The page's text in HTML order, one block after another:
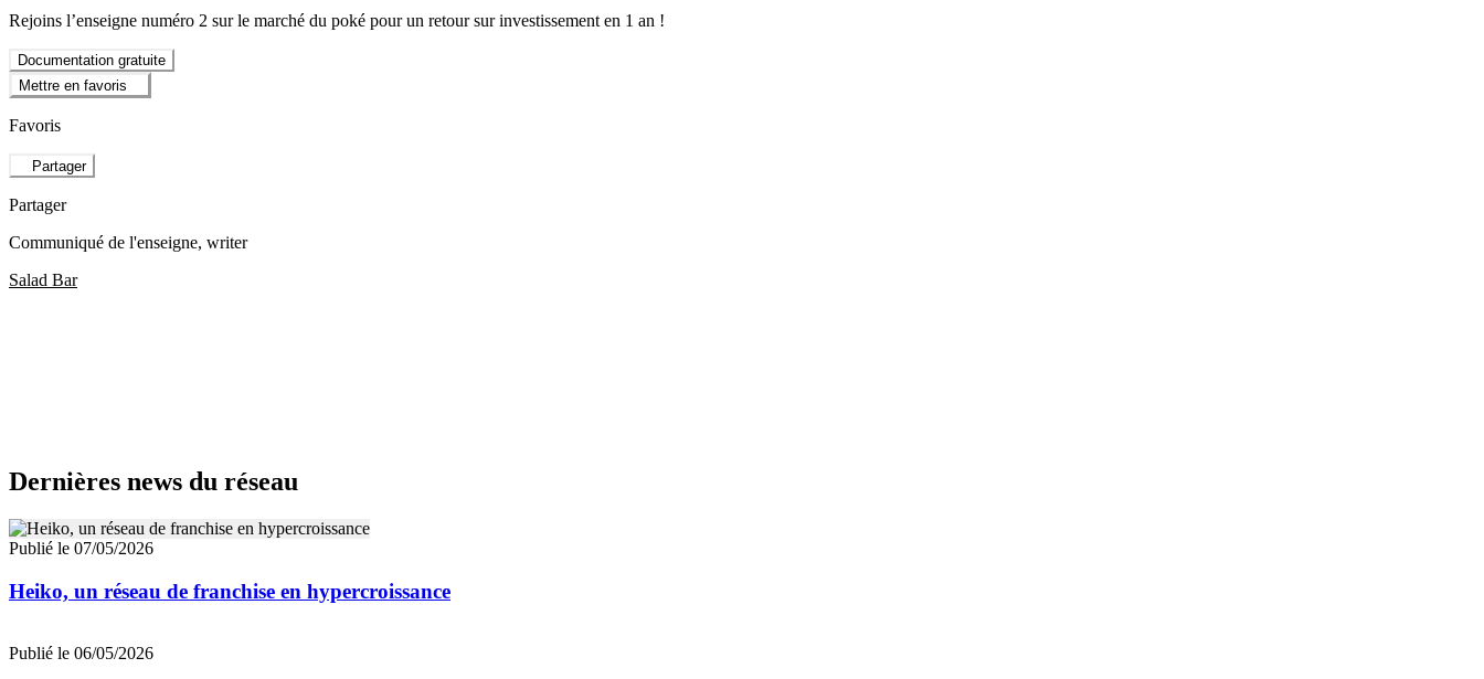
Rejoins l’enseigne numéro 2 sur le marché du poké pour un retour sur investissement en 1 an !
Documentation gratuite
Mettre en favoris
Favoris
Partager
Partager
Communiqué de l'enseigne, writer
Salad Bar
Dernières news du réseau
Publié le 07/05/2026
Heiko, un réseau de franchise en hypercroissance
Publié le 06/05/2026